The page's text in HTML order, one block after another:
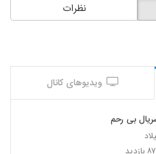
نظرات
ویدیوهای کانال
بی رحم